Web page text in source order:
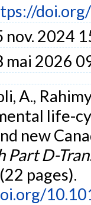
nov. 2024
mai 2026
A.,
life-
new
Part D-
pages).